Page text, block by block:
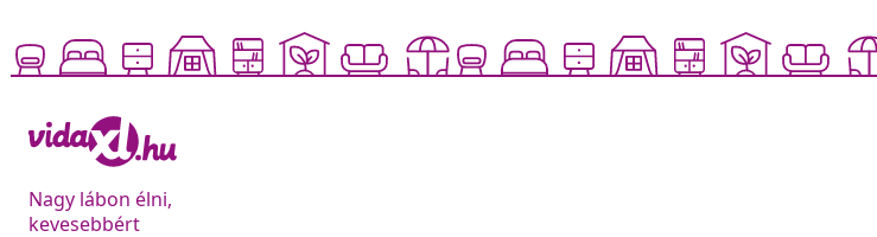
Nagy lábon élni,
kevesebbért